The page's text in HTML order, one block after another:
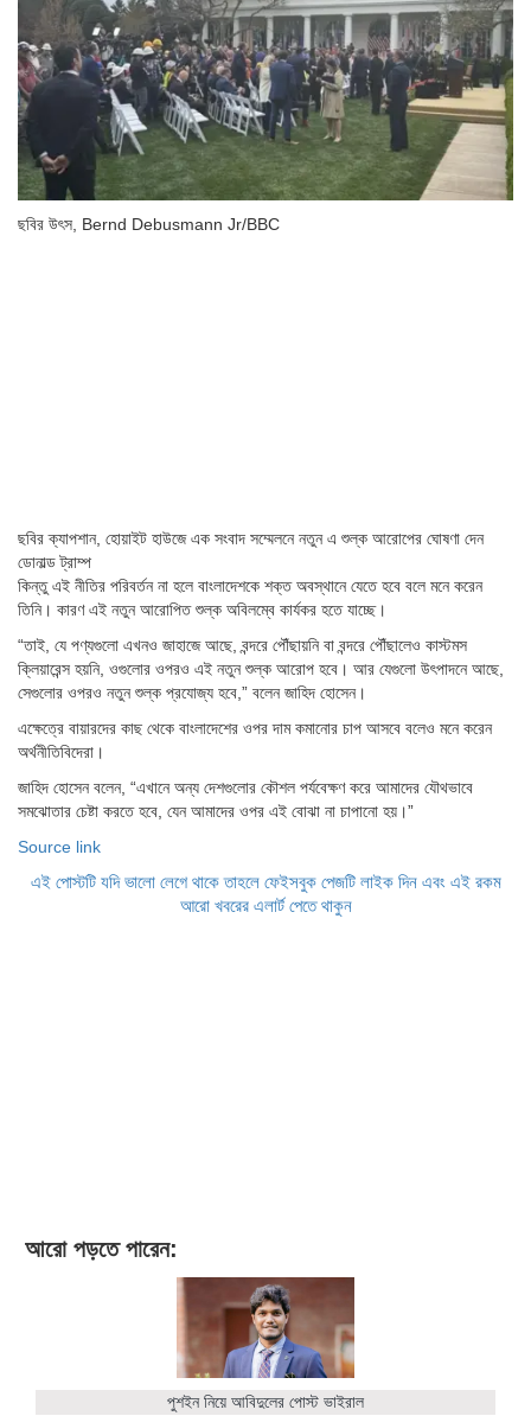
ছবির উৎস, Bernd Debusmann Jr/BBC
ছবির ক্যাপশান, হোয়াইট হাউজে এক সংবাদ সম্মেলনে নতুন এ শুল্ক আরোপের ঘোষণা দেন
ডোনাল্ড ট্রাম্প
কিন্তু এই নীতির পরিবর্তন না হলে বাংলাদেশকে শক্ত অবস্থানে যেতে হবে বলে মনে করেন
তিনি। কারণ এই নতুন আরোপিত শুল্ক অবিলম্বে কার্যকর হতে যাচ্ছে।
“তাই, যে পণ্যগুলো এখনও জাহাজে আছে, বন্দরে পৌঁছায়নি বা বন্দরে পৌঁছালেও কাস্টমস
ক্লিয়ারেন্স হয়নি, ওগুলোর ওপরও এই নতুন শুল্ক আরোপ হবে। আর যেগুলো উৎপাদনে আছে,
সেগুলোর ওপরও নতুন শুল্ক প্রযোজ্য হবে,” বলেন জাহিদ হোসেন।
এক্ষেত্রে বায়ারদের কাছ থেকে বাংলাদেশের ওপর দাম কমানোর চাপ আসবে বলেও মনে করেন
অর্থনীতিবিদেরা।
জাহিদ হোসেন বলেন, “এখানে অন্য দেশগুলোর কৌশল পর্যবেক্ষণ করে আমাদের যৌথভাবে
সমঝোতার চেষ্টা করতে হবে, যেন আমাদের ওপর এই বোঝা না চাপানো হয়।”
Source link
এই পোস্টটি যদি ভালো লেগে থাকে তাহলে ফেইসবুক পেজটি লাইক দিন এবং এই রকম
আরো খবরের এলার্ট পেতে থাকুন
আরো পড়তে পারেন:
পুশইন নিয়ে আবিদুলের পোস্ট ভাইরাল